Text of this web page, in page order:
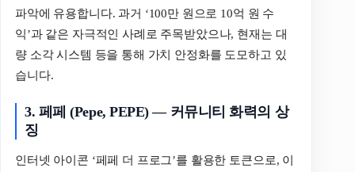
파악에 유용합니다. 과거 ‘100만 원으로 10억 원 수
익’과 같은 자극적인 사례로 주목받았으나, 현재는 대
량 소각 시스템 등을 통해 가치 안정화를 도모하고 있
습니다.
3. 페페 (Pepe, PEPE) — 커뮤니티 화력의 상
징
인터넷 아이콘 ‘페페 더 프로그’를 활용한 토큰으로, 이